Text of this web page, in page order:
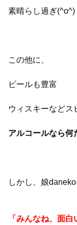
素晴らし過ぎ(^o^)
この他に、
ビールも豊富
ウィスキーなどス
アルコールなら何
しかし、娘daneko
「みんなね、面